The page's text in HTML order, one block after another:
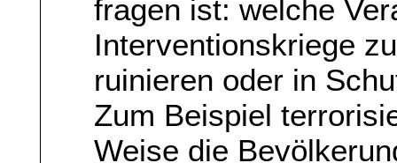
fragen ist: welche
Interventionskriege
ruinieren oder in
Zum Beispiel
Weise die